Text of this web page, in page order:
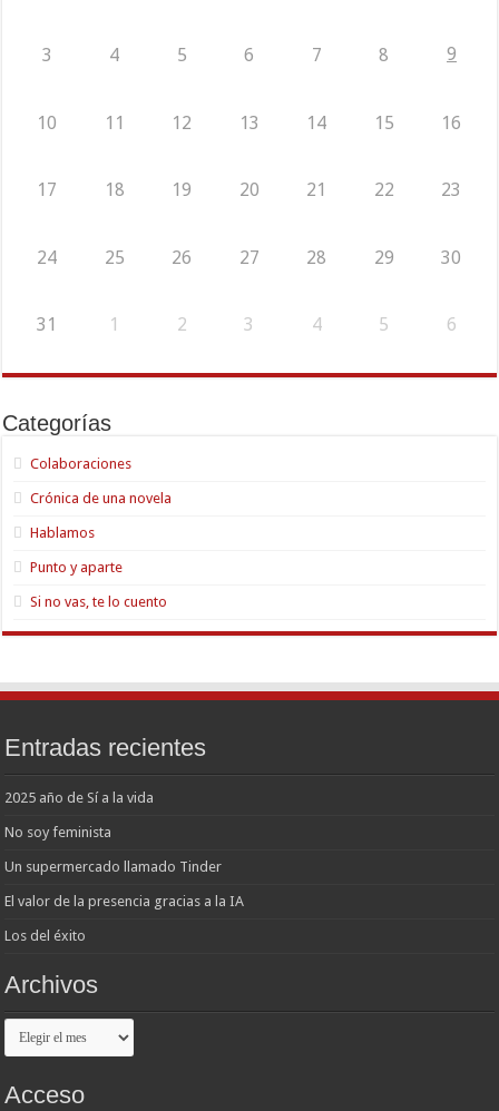
3 4 5 6 7 8 9
10 11 12 13 14 15 16
17 18 19 20 21 22 23
24 25 26 27 28 29 30
31 1 2 3 4 5 6
Categorías
Colaboraciones
Crónica de una novela
Hablamos
Punto y aparte
Si no vas, te lo cuento
Entradas recientes
2025 año de Sí a la vida
No soy feminista
Un supermercado llamado Tinder
El valor de la presencia gracias a la IA
Los del éxito
Archivos
Archivos
Acceso